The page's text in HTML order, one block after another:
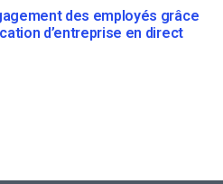
des employés grâce
d’entreprise en direct